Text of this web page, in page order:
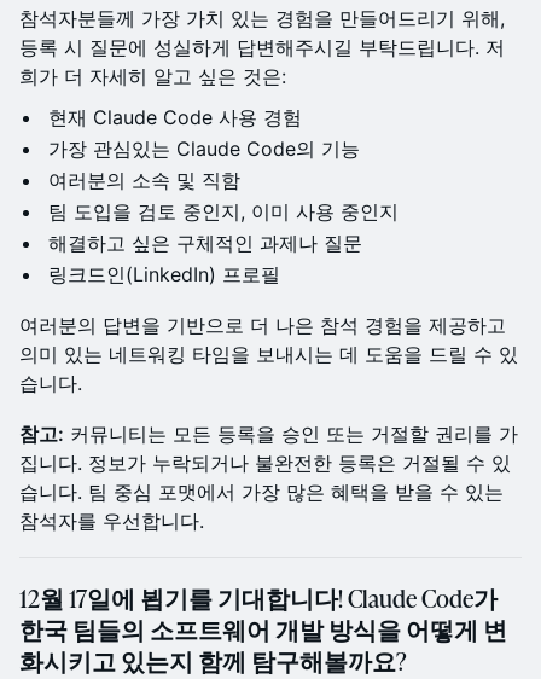
참석자분들께 가장 가치 있는 경험을 만들어드리기 위해,
등록 시 질문에 성실하게 답변해주시길 부탁드립니다. 저
희가 더 자세히 알고 싶은 것은:
현재 Claude Code 사용 경험
가장 관심있는 Claude Code의 기능
여러분의 소속 및 직함
팀 도입을 검토 중인지, 이미 사용 중인지
해결하고 싶은 구체적인 과제나 질문
링크드인(LinkedIn) 프로필
여러분의 답변을 기반으로 더 나은 참석 경험을 제공하고
의미 있는 네트워킹 타임을 보내시는 데 도움을 드릴 수 있
습니다.
참고: 커뮤니티는 모든 등록을 승인 또는 거절할 권리를 가
집니다. 정보가 누락되거나 불완전한 등록은 거절될 수 있
습니다. 팀 중심 포맷에서 가장 많은 혜택을 받을 수 있는
참석자를 우선합니다.
12월 17일에 뵙기를 기대합니다! Claude Code가
한국 팀들의 소프트웨어 개발 방식을 어떻게 변
화시키고 있는지 함께 탐구해볼까요?